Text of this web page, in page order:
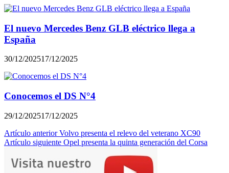
El nuevo Mercedes Benz GLB eléctrico llega a
España
30/12/202517/12/2025
Conocemos el DS N°4
29/12/202517/12/2025
Navegación
de
entradas
Artículo anterior Volvo presenta el relevo del veterano XC90
Artículo siguiente Opel presenta la quinta generación del Corsa